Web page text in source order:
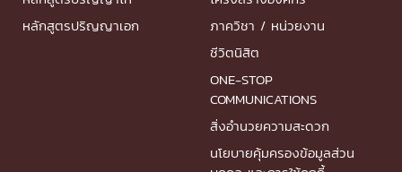
หลักสูตรปริญญาเอก
ภาควิชา / หน่วยงาน
ชีวิตนิสิต
ONE-STOP
COMMUNICATIONS
สิ่งอำนวยความสะดวก
นโยบายคุ้มครองข้อมูลส่วน